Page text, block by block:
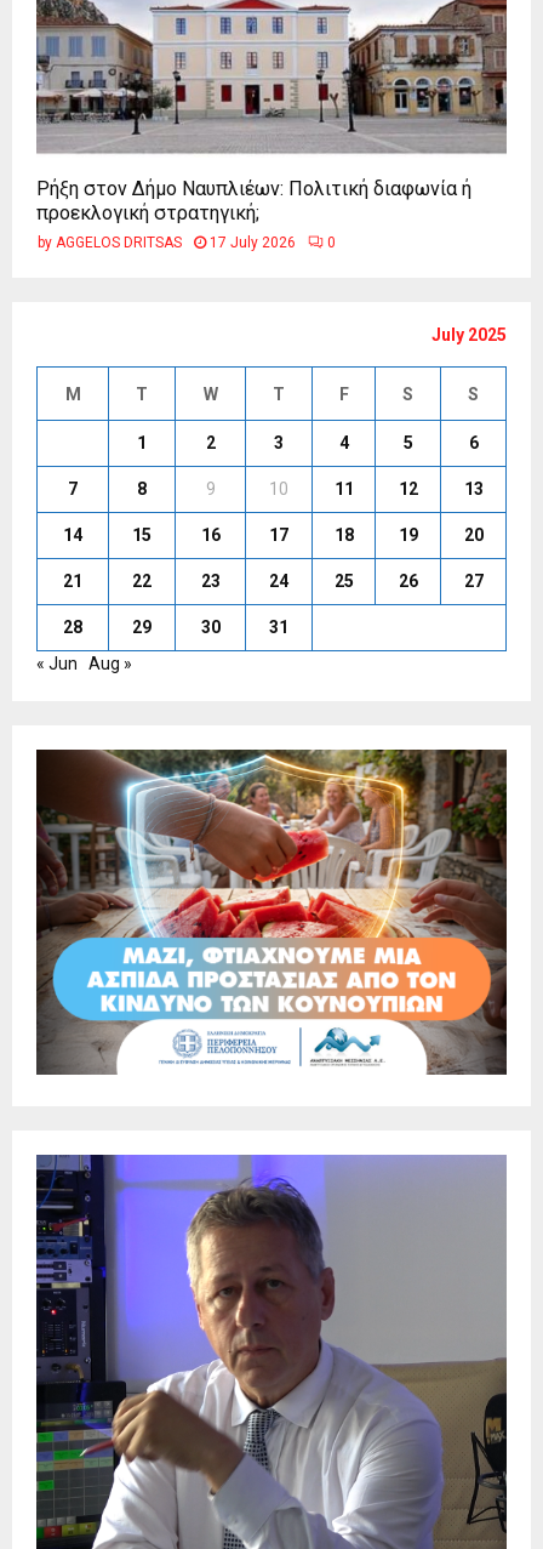
Ρήξη στον Δήμο Ναυπλιέων: Πολιτική διαφωνία ή
προεκλογική στρατηγική;
by AGGELOS DRITSAS 17 July 2026 0
July 2025
M T W T F S S
1 2 3 4 5 6
7 8 9 10 11 12 13
14 15 16 17 18 19 20
21 22 23 24 25 26 27
28 29 30
31
« Jun
Aug »